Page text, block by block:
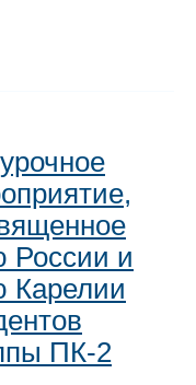
России и
Карелии
ПК-2